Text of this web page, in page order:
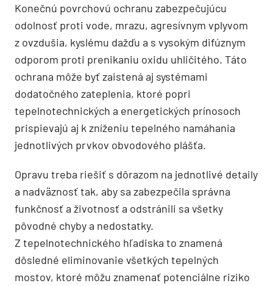
Konečnú povrchovú ochranu zabezpečujúcu
odolnosť proti vode, mrazu, agresívnym vplyvom
z ovzdušia, kyslému dažďu a s vysokým difúznym
odporom proti prenikaniu oxidu uhličitého. Táto
ochrana môže byť zaistená aj systémami
dodatočného zateplenia, ktoré popri
tepelnotechnických a energetických prínosoch
prispievajú aj k zníženiu tepelného namáhania
jednotlivých prvkov obvodového plášťa.
Opravu treba riešiť s dôrazom na jednotlivé detaily
a nadväznosť tak, aby sa zabezpečila správna
funkčnosť a životnosť a odstránili sa všetky
pôvodné chyby a nedostatky.
Z tepelnotechnického hľadiska to znamená
dôsledné eliminovanie všetkých tepelných
mostov, ktoré môžu znamenať potenciálne riziko